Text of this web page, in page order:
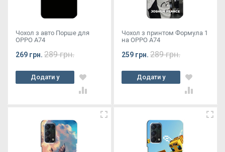
Чохол з авто Порше для
OPPO A74
269 грн. 289 грн.
Додати у
кошик
Чохол з принтом Формула 1
на OPPO A74
259 грн. 289 грн.
Додати у
кошик